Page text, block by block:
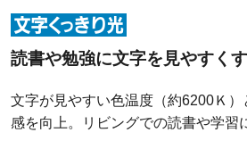
読書や勉強に文字を見やすくす
文字が見やすい色温度（約6200Ｋ）
感を向上。リビングでの読書や学習